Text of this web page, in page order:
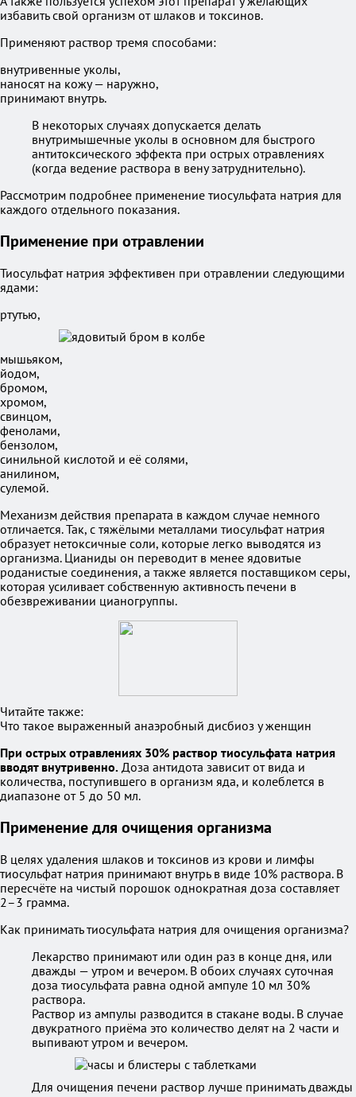
избавить свой организм от шлаков и токсинов.
Применяют раствор тремя способами:
внутривенные уколы,
наносят на кожу — наружно,
принимают внутрь.
В некоторых случаях допускается делать
внутримышечные уколы в основном для быстрого
антитоксического эффекта при острых отравлениях
(когда ведение раствора в вену затруднительно).
Рассмотрим подробнее применение тиосульфата натрия для
каждого отдельного показания.
Применение при отравлении
Тиосульфат натрия эффективен при отравлении следующими
ядами:
ртутью,
мышьяком,
йодом,
бромом,
хромом,
свинцом,
фенолами,
бензолом,
синильной кислотой и её солями,
анилином,
сулемой.
Механизм действия препарата в каждом случае немного
отличается. Так, с тяжёлыми металлами тиосульфат натрия
образует нетоксичные соли, которые легко выводятся из
организма. Цианиды он переводит в менее ядовитые
роданистые соединения, а также является поставщиком серы,
которая усиливает собственную активность печени в
обезвреживании цианогруппы.
Читайте также:
Что такое выраженный анаэробный дисбиоз у женщин
При острых отравлениях 30% раствор тиосульфата натрия
вводят внутривенно. Доза антидота зависит от вида и
количества, поступившего в организм яда, и колеблется в
диапазоне от 5 до 50 мл.
Применение для очищения организма
В целях удаления шлаков и токсинов из крови и лимфы
тиосульфат натрия принимают внутрь в виде 10% раствора. В
пересчёте на чистый порошок однократная доза составляет
2–3 грамма.
Как принимать тиосульфата натрия для очищения организма?
Лекарство принимают или один раз в конце дня, или
дважды — утром и вечером. В обоих случаях суточная
доза тиосульфата равна одной ампуле 10 мл 30%
раствора.
Раствор из ампулы разводится в стакане воды. В случае
двукратного приёма это количество делят на 2 части и
выпивают утром и вечером.
Для очищения печени раствор лучше принимать дважды